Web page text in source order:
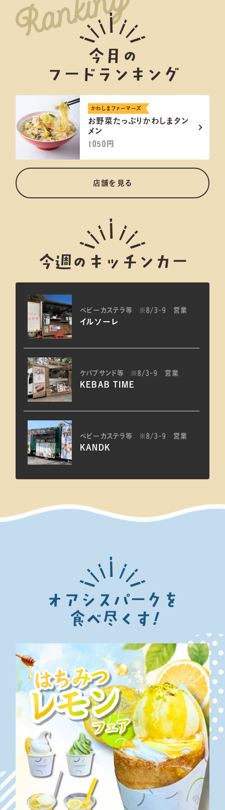
今月の
フードランキング
かわしまファーマーズ
お野菜たっぷりかわしまタン
メン
1050円
店舗を見る
今週のキッチンカー
ベビーカステラ等 ※8/3-9 営業
イルソーレ
ケバブサンド等 ※8/3-9 営業
KEBAB TIME
ベビーカステラ等 ※8/3-9 営業
KANDK
とんとことん
台湾ドーナツ等 ※8/8.9 営業
ROKUYON
ふわとろたこやき等 ※8/8.9 営業
唐揚げ等 ※8/8.9 営業
リーディング
台湾かき氷等 ※8/8.9 営業
リトルアジアンエクスプレス
オアシスパークを
食べ尽くす !